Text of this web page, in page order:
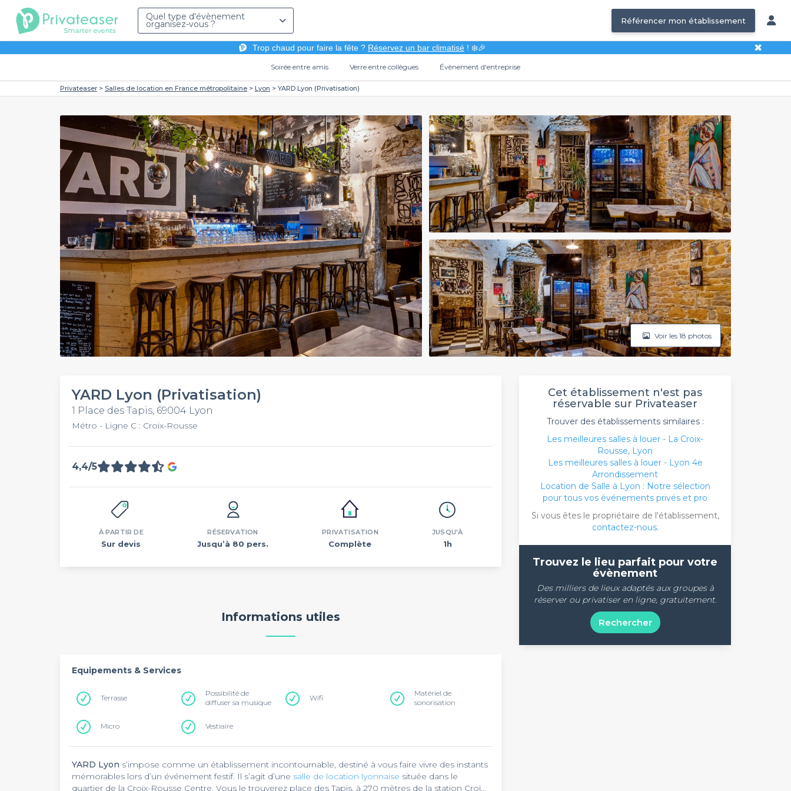
Quel type d'évènement
organisez-vous ? Référencer mon établissement
Trop chaud pour faire la fête ? Réservez un bar climatisé! ❄️🎉 ✖
Soirée entre amis Verre entre collègues Évènement d'entreprise
Privateaser Salles de location en France métropolitaine Lyon YARD Lyon (Privatisation)
Voir les 18 photos
YARD Lyon (Privatisation)
1 Place des Tapis, 69004 Lyon
Métro - Ligne C : Croix-Rousse
4,4/5
À PARTIR DE
Sur devis
RÉSERVATION
Jusqu’à 80 pers.
PRIVATISATION
Complète
JUSQU'À
1h
Informations utiles
Equipements & Services
Terrasse
Possibilité de
diffuser sa musique
Wifi
Matériel de
sonorisation
Micro Vestiaire
YARD Lyon s’impose comme un établissement incontournable, destiné à vous faire vivre des instants
mémorables lors d’un événement festif. Il s’agit d’une salle de location lyonnaise située dans le
quartier de la Croix-Rousse Centre. Vous le trouverez place des Tapis, à 270 mètres de la station Croix-
Cet établissement n'est pas
réservable sur Privateaser
Trouver des établissements similaires :
Les meilleures salles à louer - La Croix-
Rousse, Lyon
Les meilleures salles à louer - Lyon 4e
Arrondissement
Location de Salle à Lyon : Notre sélection
pour tous vos événements privés et pro
Si vous êtes le propriétaire de l'établissement,
contactez-nous.
Trouvez le lieu parfait pour votre
évènement
Des milliers de lieux adaptés aux groupes à
réserver ou privatiser en ligne, gratuitement.
Rechercher